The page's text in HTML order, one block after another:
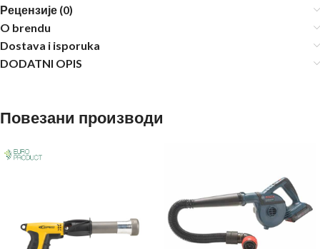
Рецензије (0)
O brendu
Dostava i isporuka
DODATNI OPIS
Повезани производи